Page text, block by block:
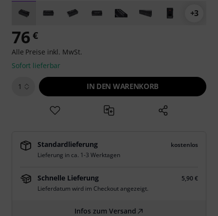
+3
76 €
Alle Preise inkl. MwSt.
Sofort lieferbar
1 IN DEN WARENKORB
Standardlieferung
kostenlos
Lieferung in ca. 1-3 Werktagen
Schnelle Lieferung
5,90 €
Lieferdatum wird im Checkout angezeigt.
Infos zum Versand